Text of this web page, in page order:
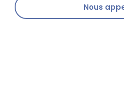
Nous